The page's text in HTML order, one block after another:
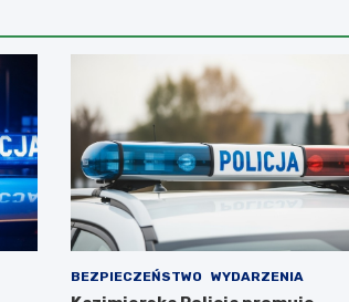
BEZPIECZEŃSTWO WYDARZENIA